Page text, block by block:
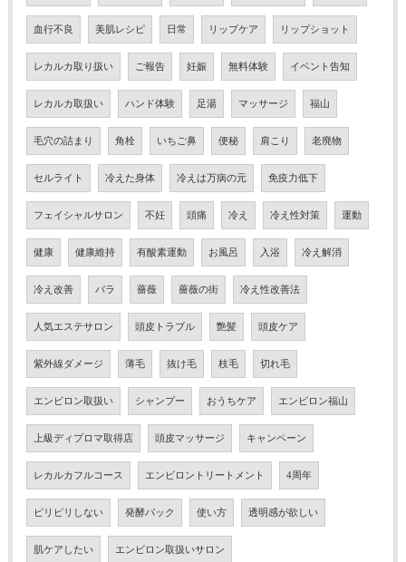
血行不良 美肌レシピ 日常 リップケア リップショット
レカルカ取り扱い ご報告 妊娠 無料体験 イベント告知
レカルカ取扱い ハンド体験 足湯 マッサージ 福山
毛穴の詰まり 角栓 いちご鼻 便秘 肩こり 老廃物
セルライト 冷えた身体 冷えは万病の元 免疫力低下
フェイシャルサロン 不妊 頭痛 冷え 冷え性対策 運動
健康 健康維持 有酸素運動 お風呂 入浴 冷え解消
冷え改善 バラ 薔薇 薔薇の街 冷え性改善法
人気エステサロン 頭皮トラブル 艶髪 頭皮ケア
紫外線ダメージ 薄毛 抜け毛 枝毛 切れ毛
エンビロン取扱い シャンプー おうちケア エンビロン福山
上級ディプロマ取得店 頭皮マッサージ キャンペーン
レカルカフルコース エンビロントリートメント 4周年
ピリピリしない 発酵パック 使い方 透明感が欲しい
肌ケアしたい エンビロン取扱いサロン